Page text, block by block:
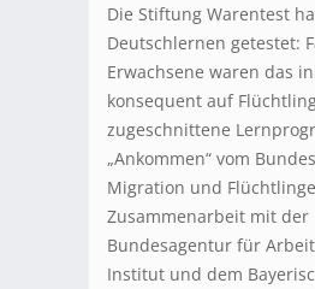
Die Stiftung Warentest
Deutschlernen getestet:
Erwachsene waren das
konsequent auf
zugeschnittene
„Ankommen“ vom
Migration und
Zusammenarbeit mit der
Bundesagentur für
Institut und dem